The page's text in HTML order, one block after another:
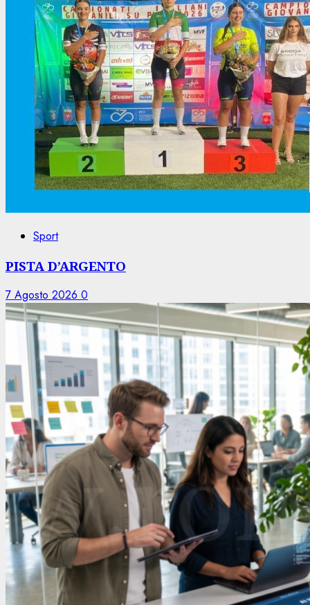
Sport
PISTA D’ARGENTO
7 Agosto 2026 0